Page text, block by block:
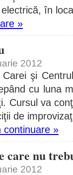
în
»
2012
şi
cu luna
Cursul va
de
continuare »
care nu
2012